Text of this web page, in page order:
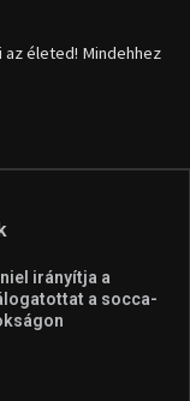
életed! Mindehhez
irányítja a
a socca-